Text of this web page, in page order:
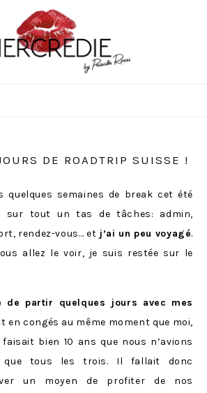
DE ROADTRIP SUISSE !
quelques semaines de break cet été
sur tout un tas de tâches: admin,
rendez-vous… et j’ai un peu voyagé.
allez le voir, je suis restée sur le
de partir quelques jours avec mes
en congés au même moment que moi,
bien 10 ans que nous n’avions
que tous les trois. Il fallait donc
un moyen de profiter de nos